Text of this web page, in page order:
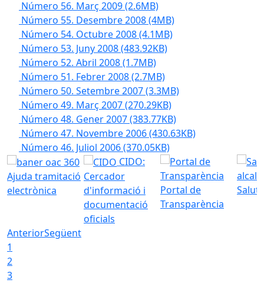
Número 56. Març 2009(2.6MB)
Número 55. Desembre 2008(4MB)
Número 54. Octubre 2008(4.1MB)
Número 53. Juny 2008(483.92KB)
Número 52. Abril 2008(1.7MB)
Número 51. Febrer 2008(2.7MB)
Número 50. Setembre 2007(3.3MB)
Número 49. Març 2007(270.29KB)
Número 48. Gener 2007(383.77KB)
Número 47. Novembre 2006(430.63KB)
Número 46. Juliol 2006(370.05KB)
Ajuda tramitació
electrònica
CIDO:
Cercador
d'informació i
documentació
oficials
Portal de
Transparència
AnteriorSegüent
1
2
3